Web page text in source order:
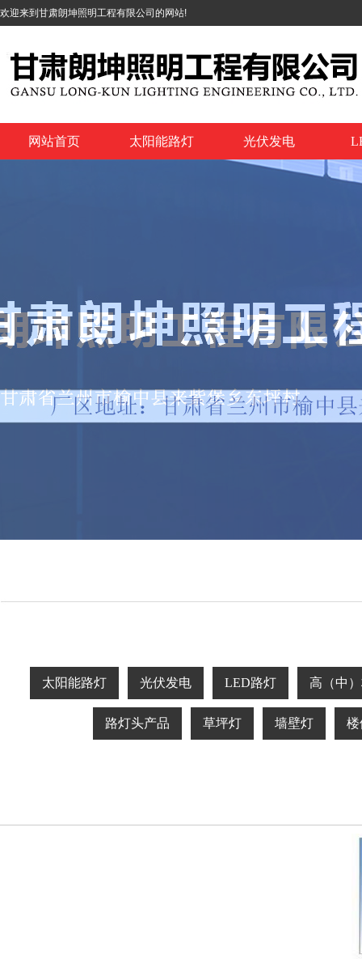
欢迎来到甘肃朗坤照明工程有限公司的网站!
网站首页 太阳能路灯 光伏发电
太阳能路灯 光伏发电 LED路灯 高（中
路灯头产品 草坪灯 墙壁灯 楼